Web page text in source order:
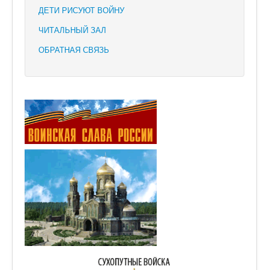
ДЕТИ РИСУЮТ ВОЙНУ
ЧИТАЛЬНЫЙ ЗАЛ
ОБРАТНАЯ СВЯЗЬ